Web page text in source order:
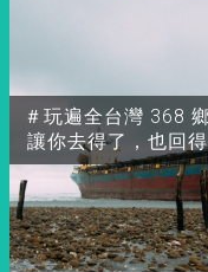
＃玩遍全台灣 368
讓你去得了，也回